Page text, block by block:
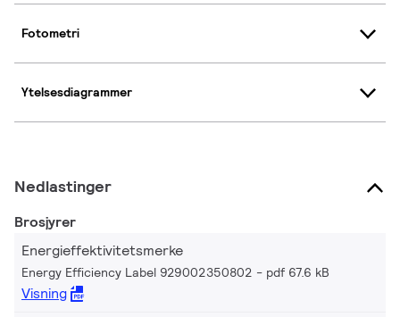
Fotometri
Ytelsesdiagrammer
Nedlastinger
Brosjyrer
Energieffektivitetsmerke
Energy Efficiency Label 929002350802 pdf 67.6 kB
Visning